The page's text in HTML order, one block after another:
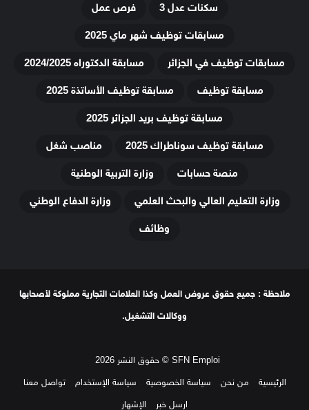
سكنات عدل 3
فرص عمل
مسابقات توظيف شهر ماي 2025
مسابقات توظيف في الجزائر
مسابقة الدكتوراه 2024/2025
مسابقة توظيف
مسابقة توظيف الأساتذة 2025
مسابقة توظيف بريد الجزائر 2025
مسابقة توظيف سوناطراك 2025
مناصب شغل
منصة حسابات
وزارة التربية الوطنية
وزارة التعليم العالي والبحث العلمي
وزارة الدفاع الوطني
وظائف
ملاحظة : جميع حقوق عروض العمل وكذا العلامات التجارية مملوكة لأصحابها
ووكالات التشغيل.
SFN Emploi © حقوق النشر 2026
الرئيسية
من نحن سياسة الخصوصية سياسة الإستخدام
تواصل معنا
ارسل خبر
الإشهار